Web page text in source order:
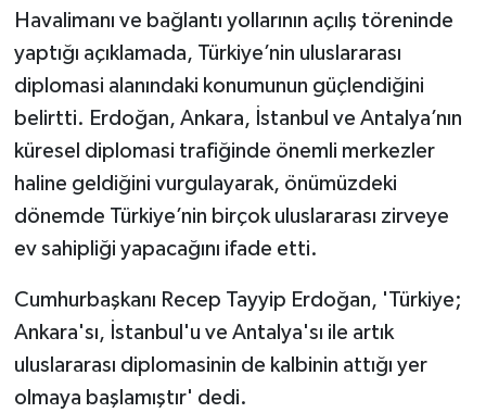
Havalimanı ve bağlantı yollarının açılış töreninde
yaptığı açıklamada, Türkiye’nin uluslararası
diplomasi alanındaki konumunun güçlendiğini
belirtti. Erdoğan, Ankara, İstanbul ve Antalya’nın
küresel diplomasi trafiğinde önemli merkezler
haline geldiğini vurgulayarak, önümüzdeki
dönemde Türkiye’nin birçok uluslararası zirveye
ev sahipliği yapacağını ifade etti.
Cumhurbaşkanı Recep Tayyip Erdoğan, 'Türkiye;
Ankara'sı, İstanbul'u ve Antalya'sı ile artık
uluslararası diplomasinin de kalbinin attığı yer
olmaya başlamıştır' dedi.